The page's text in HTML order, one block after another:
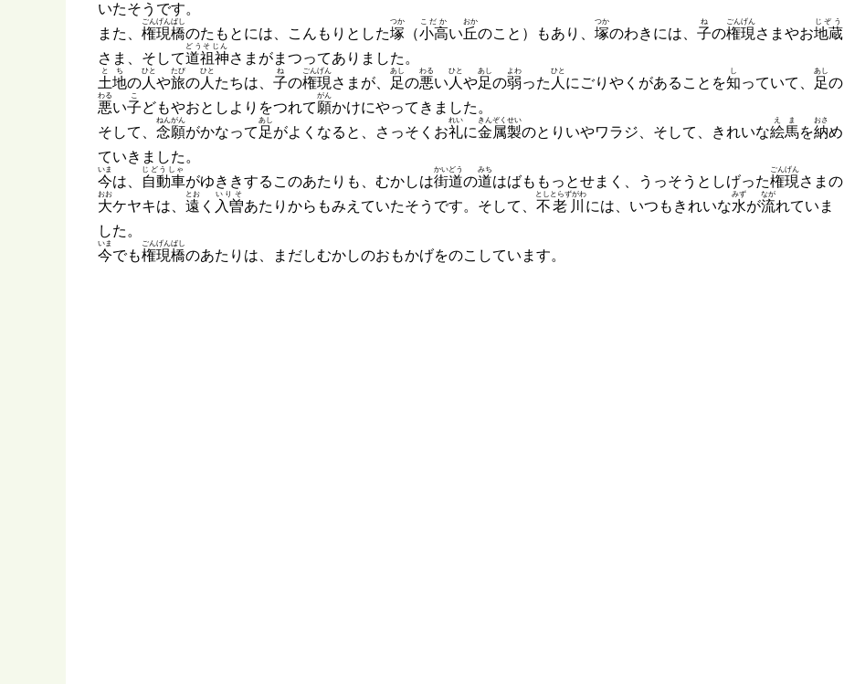
いたそうです。
また、 権現橋
ごんげんばし
のたもとには、こんもりとした塚
つか
（小高
こだか
い 丘
おか
のこと）もあり、 塚
つか
のわきには、 子
ね
の権現
ごんげん
さまやお地蔵
じぞう
さま、そして道祖神
どうそじん
さまがまつってありました。
土地
とち
の人
ひと
や旅
たび
の人
ひと
たちは、 子
ね
の権現
ごんげん
さまが、 足
あし
の悪
わる
い 人
ひと
や足
あし
の弱
よわ
った 人
ひと
にごりやくがあることを知
し
っていて、 足
あし
の
悪
わる
い子
こ
どもやおとしよりをつれて願
がん
かけにやってきました。
そして、 念願
ねんがん
がかなって 足
あし
がよくなると、さっそくお礼
れい
に金属製
きんぞくせい
のとりいやワラジ、そして、きれいな絵馬
えま
を納
おさ
め
ていきました。
今
いま
は、 自動車
じどうしゃ
がゆききするこのあたりも、むかしは街道
かいどう
の道
みち
はばももっとせまく、うっそうとしげった権現
ごんげん
さまの
大
おお
ケヤキは、 遠
とお
く 入曽
いりそ
あたりからもみえていたそうです。そして、 不老川
としとらずがわ
には、いつもきれいな水
みず
が流
なが
れていま
した。
今
いま
でも権現橋
ごんげんばし
のあたりは、まだしむかしのおもかげをのこしています。